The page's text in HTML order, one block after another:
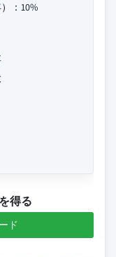
：10%
得る
ド